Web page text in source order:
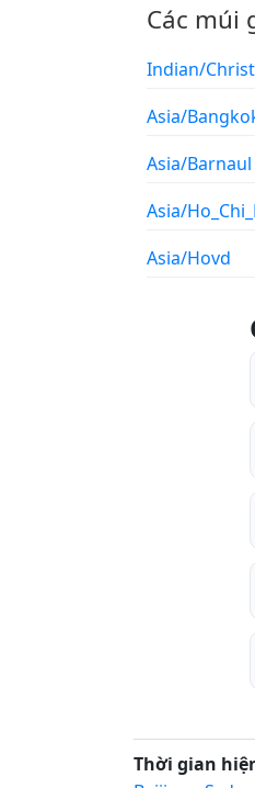
Các múi
Indian/
Asia/
Asia/Barnaul
Asia/
Asia/Hovd
Thời gian